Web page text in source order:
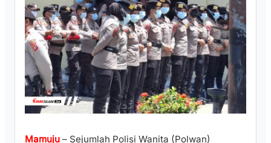
Mamuju – Sejumlah Polisi Wanita (Polwan)